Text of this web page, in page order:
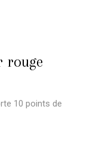
rouge
10 points de